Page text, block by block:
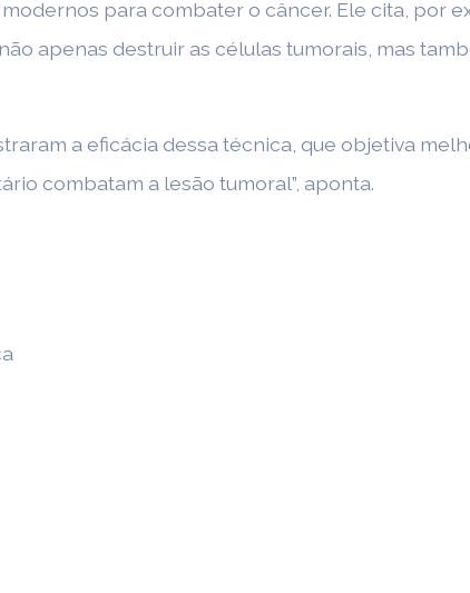
para combater o câncer. Ele cita, por
apenas destruir as células tumorais, mas
a eficácia dessa técnica, que objetiva
combatam a lesão tumoral”, aponta.